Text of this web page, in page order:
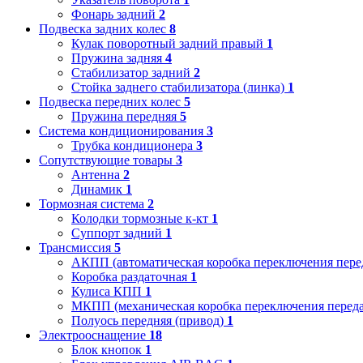
Фонарь задний 2
Подвеска задних колес 8
Кулак поворотный задний правый 1
Пружина задняя 4
Стабилизатор задний 2
Стойка заднего стабилизатора (линка) 1
Подвеска передних колес 5
Пружина передняя 5
Система кондиционирования 3
Трубка кондиционера 3
Сопутствующие товары 3
Антенна 2
Динамик 1
Тормозная система 2
Колодки тормозные к-кт 1
Суппорт задний 1
Трансмиссия 5
АКПП (автоматическая коробка переключения
Коробка раздаточная 1
Кулиса КПП 1
МКПП (механическая коробка переключения
Полуось передняя (привод) 1
Электрооснащение 18
Блок кнопок 1